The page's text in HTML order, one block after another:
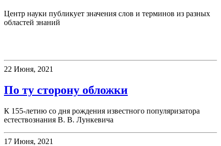
Центр науки публикует значения слов и терминов из разных
областей знаний
22 Июня, 2021
По ту сторону обложки
К 155-летию со дня рождения известного популяризатора
естествознания В. В. Лункевича
17 Июня, 2021